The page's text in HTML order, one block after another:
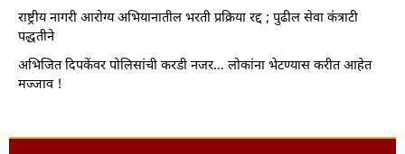
राष्ट्रीय नागरी आरोग्य अभियानातील भरती प्रक्रिया रद्द ; पुढील सेवा कंत्राटी
पद्धतीने
अभिजित दिपकेंवर पोलिसांची करडी नजर… लोकांना भेटण्यास करीत आहेत
मज्जाव !